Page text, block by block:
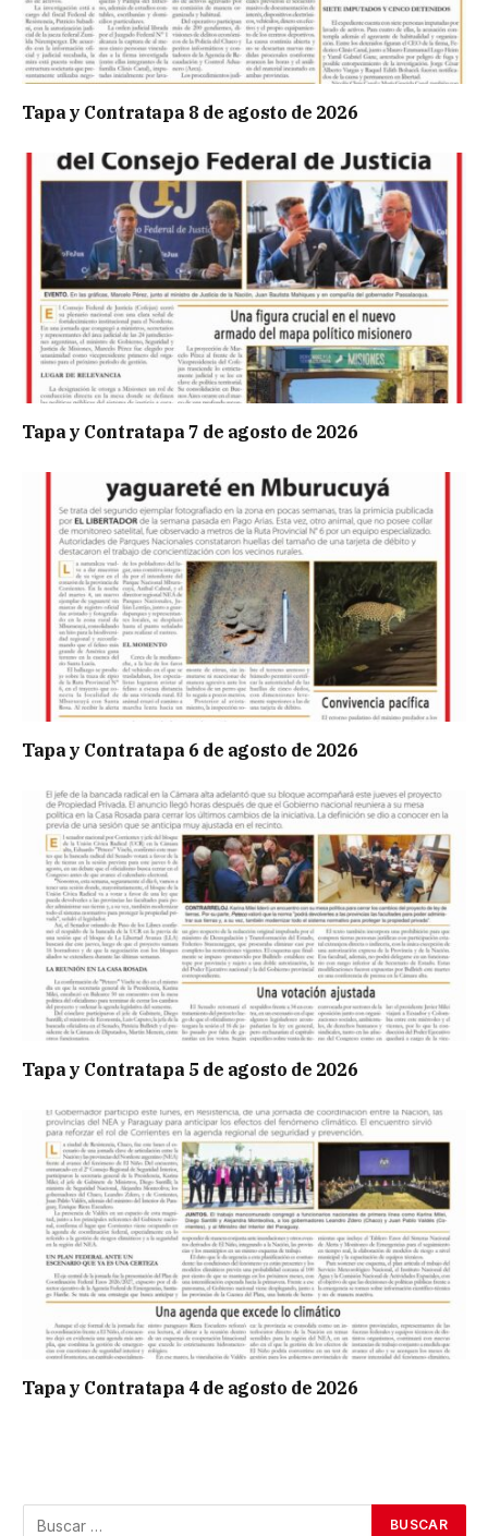
Tapa y Contratapa 8 de agosto de 2026
Tapa y Contratapa 7 de agosto de 2026
Tapa y Contratapa 6 de agosto de 2026
Tapa y Contratapa 5 de agosto de 2026
Tapa y Contratapa 4 de agosto de 2026